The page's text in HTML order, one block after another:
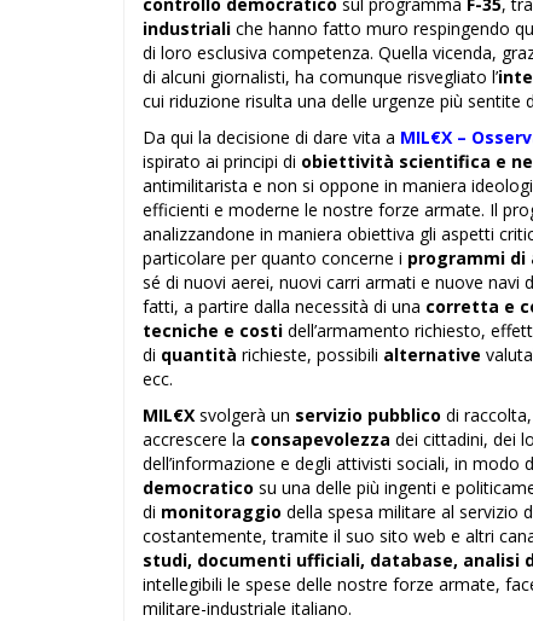
industriali che hanno fatto muro respingendo
di loro esclusiva competenza. Quella vicenda,
di alcuni giornalisti, ha comunque risvegliato l’
cui riduzione risulta una delle urgenze più sentite
Da qui la decisione di dare vita a MIL€X –
ispirato ai principi di obiettività scientifica e
antimilitarista e non si oppone in maniera
efficienti e moderne le nostre forze armate. Il
analizzandone in maniera obiettiva gli aspetti
particolare per quanto concerne i programmi di
sé di nuovi aerei, nuovi carri armati e nuove navi
fatti, a partire dalla necessità di una corretta e
tecniche e costi dell’armamento richiesto,
di quantità richieste, possibili alternative
ecc.
MIL€X svolgerà un servizio pubblico di
accrescere la consapevolezza dei cittadini, dei
dell’informazione e degli attivisti sociali, in modo
democratico su una delle più ingenti e
di monitoraggio della spesa militare al servizio
costantemente, tramite il suo sito web e altri
studi, documenti ufficiali, database, analisi
intellegibili le spese delle nostre forze armate,
militare-industriale italiano.